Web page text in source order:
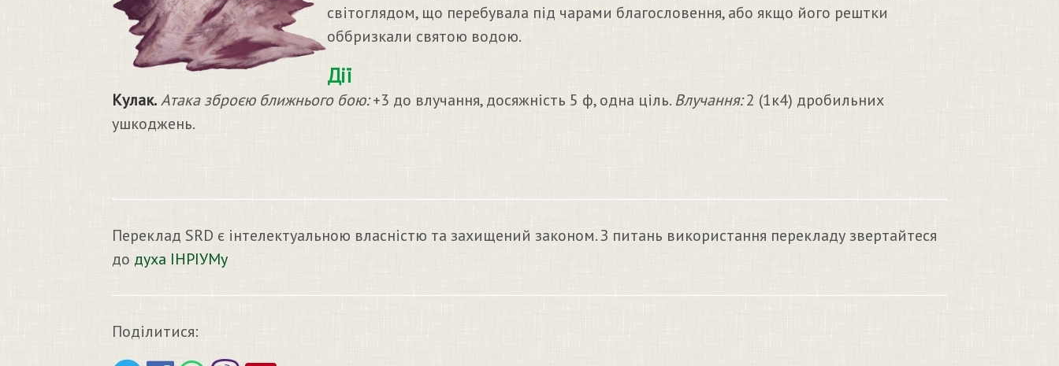
світоглядом, що перебувала під чарами благословення, або якщо його рештки
оббризкали святою водою.
Дії
Кулак.Атака зброєю ближнього бою:+3 до влучання, досяжність 5 ф, одна ціль. Влучання:2 (1к4) дробильних
ушкоджень.
Переклад SRD є інтелектуальною власністю та захищений законом. З питань використання перекладу звертайтеся
до духа ІНРІУМу
Поділитися: